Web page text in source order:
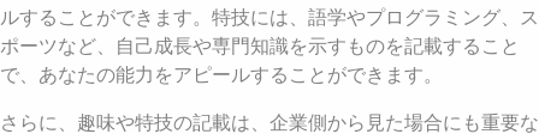
ルすることができます。特技には、語学やプログラミング、ス
ポーツなど、自己成長や専門知識を示すものを記載すること
で、あなたの能力をアピールすることができます。
さらに、趣味や特技の記載は、企業側から見た場合にも重要な